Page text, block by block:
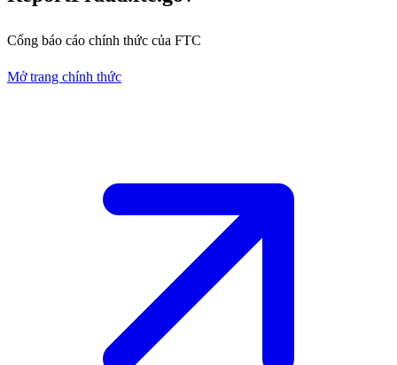
Cổng báo cáo chính thức của FTC
Mở trang chính thức